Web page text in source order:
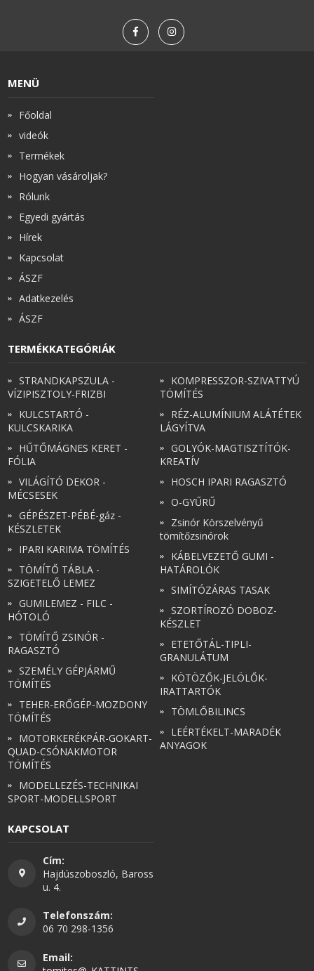
MENÜ
Főoldal
videók
Termékek
Hogyan vásároljak?
Rólunk
Egyedi gyártás
Hírek
Kapcsolat
ÁSZF
Adatkezelés
ÁSZF
TERMÉKKATEGÓRIÁK
STRANDKAPSZULA -
VÍZIPISZTOLY-FRIZBI
KULCSTARTÓ -
KULCSKARIKA
HŰTŐMÁGNES KERET -
FÓLIA
VILÁGÍTÓ DEKOR -
MÉCSESEK
GÉPÉSZET-PÉBÉ-gáz -
KÉSZLETEK
IPARI KARIMA TÖMÍTÉS
TÖMÍTŐ TÁBLA -
SZIGETELŐ LEMEZ
GUMILEMEZ - FILC -
HÓTOLÓ
TÖMÍTŐ ZSINÓR -
RAGASZTÓ
SZEMÉLY GÉPJÁRMŰ
TÖMÍTÉS
TEHER-ERŐGÉP-MOZDONY
TÖMÍTÉS
MOTORKERÉKPÁR-GOKART-
QUAD-CSÓNAKMOTOR
TÖMÍTÉS
MODELLEZÉS-TECHNIKAI
SPORT-MODELLSPORT
KOMPRESSZOR-SZIVATTYÚ
TÖMÍTÉS
RÉZ-ALUMÍNIUM ALÁTÉTEK
LÁGYÍTVA
GOLYÓK-MAGTISZTÍTÓK-
KREATÍV
HOSCH IPARI RAGASZTÓ
O-GYŰRŰ
Zsinór Körszelvényű
tömítőzsinórok
KÁBELVEZETŐ GUMI -
HATÁROLÓK
SIMÍTÓZÁRAS TASAK
SZORTÍROZÓ DOBOZ-
KÉSZLET
ETETŐTÁL-TIPLI-
GRANULÁTUM
KÖTÖZŐK-JELÖLŐK-
IRATTARTÓK
TÖMLŐBILINCS
LEÉRTÉKELT-MARADÉK
ANYAGOK
KAPCSOLAT
Cím:
Hajdúszoboszló, Baross
u. 4.
Telefonszám:
06 70 298-1356
Email: